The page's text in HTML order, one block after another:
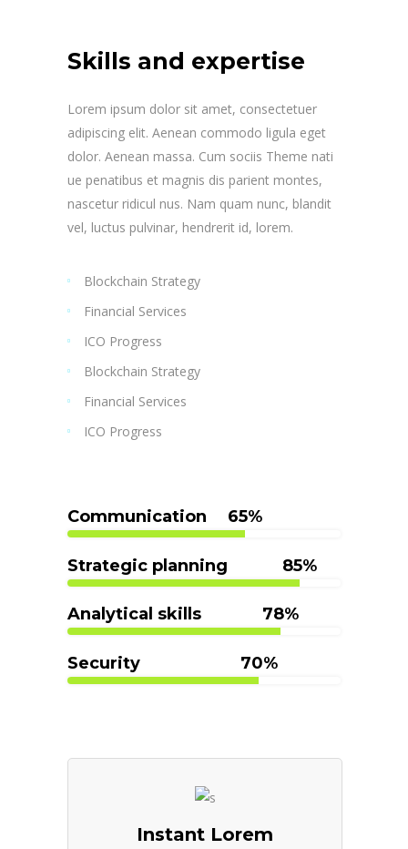
Skills and expertise
Lorem ipsum dolor sit amet, consectetuer
adipiscing elit. Aenean commodo ligula eget
dolor. Aenean massa. Cum sociis Theme nati
ue penatibus et magnis dis parient montes,
nascetur ridicul nus. Nam quam nunc, blandit
vel, luctus pulvinar, hendrerit id, lorem.
Blockchain Strategy
Financial Services
ICO Progress
Blockchain Strategy
Financial Services
ICO Progress
Communication 65
Strategic planning 85
Analytical skills 78
Security 70
Instant Lorem